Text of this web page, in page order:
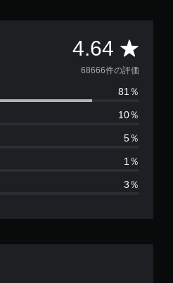
4.64 評
価
数
は
8
68666件の評価
81％
10％
5％
1％
3％